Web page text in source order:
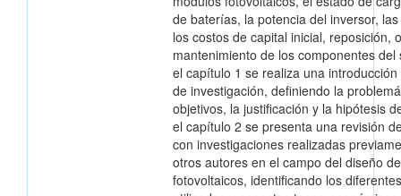
de baterías, la potencia del inversor,
los costos de capital inicial, reposición,
mantenimiento de los componentes del
el capítulo 1 se realiza una
de investigación, definiendo la
objetivos, la justificación y la hipótesis
el capítulo 2 se presenta una revisión
con investigaciones realizadas
otros autores en el campo del diseño
fotovoltaicos, identificando los